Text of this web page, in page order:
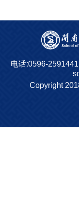
电话:0596-2591441
Copyright